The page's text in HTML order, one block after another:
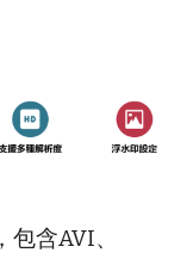
，包含AVI、